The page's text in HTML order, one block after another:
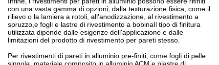
con una vasta gamma di opzioni, dalla texturazione fisica, come il
rilievo o la lamiera a rotoli, all'anodizzazione, al rivestimento a
spruzzo,e fogli e lastre di rivestimento a bobinaIl tipo di finitura
utilizzata dipende dalle esigenze dell'applicazione e dalle
limitazioni del prodotto di rivestimento per pareti stesso.
Per rivestimenti di pareti in alluminio pre-finiti, come fogli di pelle